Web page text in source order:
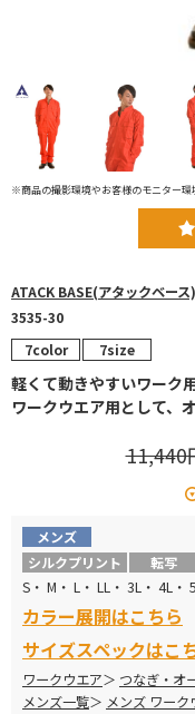
※商品の撮影環境やお客様のモニター環
ATACK BASE(アタックベース)
3535-30
7color 7size
軽くて動きやすいワーク
ワークウエア用として、
11,440
サイズ
S-LL
3L
4L・5L
メンズ
シルクプリント
転写
S・ M・ L・ LL・ 3L・ 4L・
カラー展開はこちら
サイズスペックはこ
ワークウエア
つなぎ・オ
メンズ一覧
メンズ ワーク